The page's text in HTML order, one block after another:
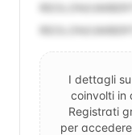
REOLON/
REOLON/
I dettagli
coinvolti in
Registrati
per